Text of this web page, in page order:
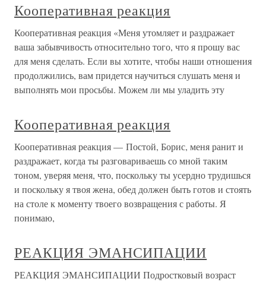
Кооперативная реакция
Кооперативная реакция «Меня утомляет и раздражает
ваша забывчивость относительно того, что я прошу вас
для меня сделать. Если вы хотите, чтобы наши отношения
продолжились, вам придется научиться слушать меня и
выполнять мои просьбы. Можем ли мы уладить эту
Кооперативная реакция
Кооперативная реакция — Постой, Борис, меня ранит и
раздражает, когда ты разговариваешь со мной таким
тоном, уверяя меня, что, поскольку ты усердно трудишься
и поскольку я твоя жена, обед должен быть готов и стоять
на столе к моменту твоего возвращения с работы. Я
понимаю,
РЕАКЦИЯ ЭМАНСИПАЦИИ
РЕАКЦИЯ ЭМАНСИПАЦИИ Подростковый возраст